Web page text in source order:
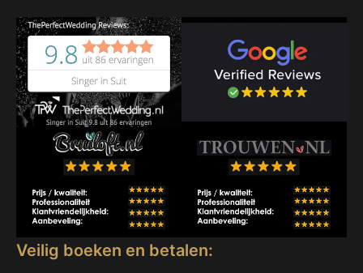
Veilig boeken en betalen: